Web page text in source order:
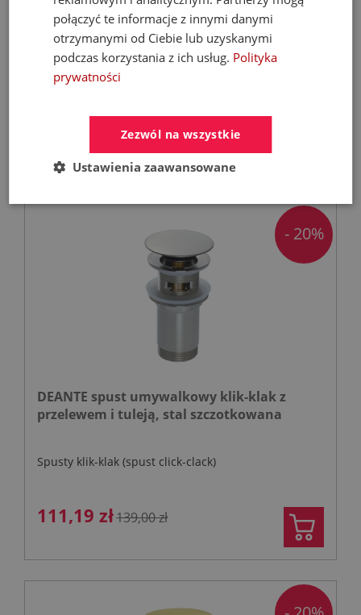
DEANTE spust umywalkowy klik-klak z
przelewem i tuleją, nero
Spusty klik-klak (spust click-clack)
109,00 zł
DEANTE spust umywalkowy klik-klak z
przelewem i tuleją, stal szczotkowana
Spusty klik-klak (spust click-clack)
111,19 zł139,00 zł
- 20%
połączyć te informacje z innymi danymi
otrzymanymi od Ciebie lub uzyskanymi
podczas korzystania z ich usług. Polityka
prywatności
Zezwól na wszystkie
Ustawienia zaawansowane